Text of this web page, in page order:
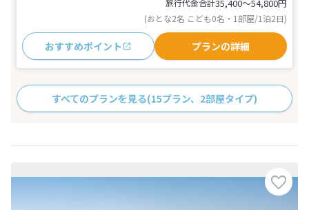
旅行代金合計35,400〜54,800円
(おとな2名 こども0名・1部屋/1泊2日)
おすすめポイント プランの詳細
すべてのプランを見る(15プラン、2部屋タイプ)